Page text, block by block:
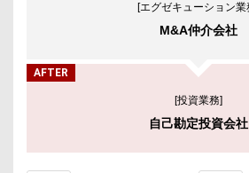
[エグゼキューション業
M&A仲介会社
AFTER
[投資業務]
自己勘定投資会社